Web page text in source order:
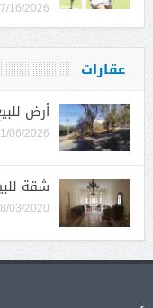
16/2026
عقارات
أرض
06/2026
شقة
03/2020